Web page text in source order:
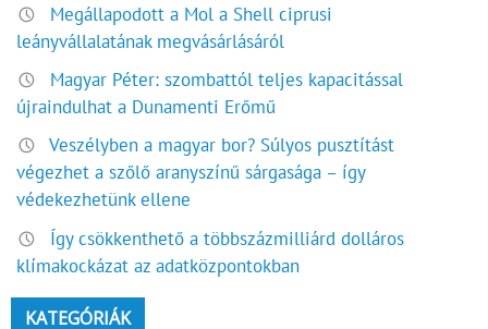
Megállapodott a Mol a Shell ciprusi
leányvállalatának megvásárlásáról
Magyar Péter: szombattól teljes kapacitással
újraindulhat a Dunamenti Erőmű
Veszélyben a magyar bor? Súlyos pusztítást
végezhet a szőlő aranyszínű sárgasága – így
védekezhetünk ellene
Így csökkenthető a többszázmilliárd dolláros
klímakockázat az adatközpontokban
KATEGÓRIÁK